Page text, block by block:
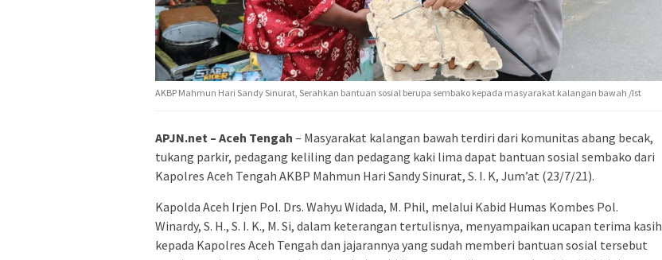
AKBP Mahmun Hari Sandy Sinurat, Serahkan bantuan sosial berupa sembako kepada masyarakat kalangan bawah /Ist
APJN.net – Aceh Tengah – Masyarakat kalangan bawah terdiri dari komunitas abang becak,
tukang parkir, pedagang keliling dan pedagang kaki lima dapat bantuan sosial sembako dari
Kapolres Aceh Tengah AKBP Mahmun Hari Sandy Sinurat, S. I. K, Jum’at (23/7/21).
Kapolda Aceh Irjen Pol. Drs. Wahyu Widada, M. Phil, melalui Kabid Humas Kombes Pol.
Winardy, S. H., S. I. K., M. Si, dalam keterangan tertulisnya, menyampaikan ucapan terima kasih
kepada Kapolres Aceh Tengah dan jajarannya yang sudah memberi bantuan sosial tersebut